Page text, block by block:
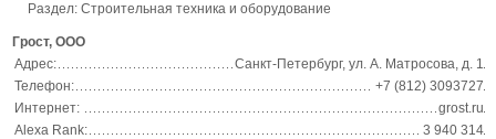
Раздел: Строительная техника и оборудование
Грост, ООО
Адрес:
Санкт-Петербург, ул. А. Матросова, д. 1
Телефон:
+7 (812) 3093727
Интернет:
grost.ru
Alexa Rank:
3 940 314